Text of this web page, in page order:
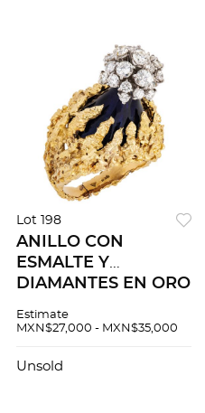
Lot 198
ANILLO CON
ESMALTE Y
DIAMANTES EN ORO
Diamantes corte
Peso: 18.3 g
Estimate
MXN$27,000 - MXN$35,000
Unsold